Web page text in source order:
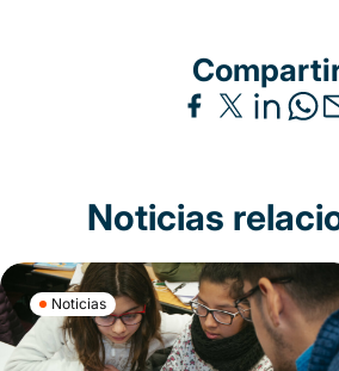
Noticias
Noticias